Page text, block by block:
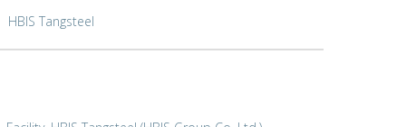
HBIS Tangsteel